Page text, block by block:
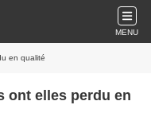
MENU
en qualité
ont elles perdu en